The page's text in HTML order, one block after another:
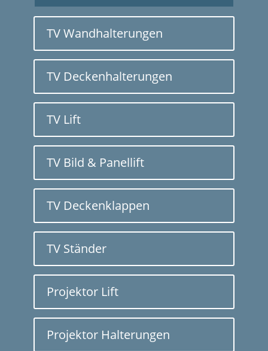
TV Wandhalterungen
TV Deckenhalterungen
TV Lift
TV Bild & Panellift
TV Deckenklappen
TV Ständer
Projektor Lift
Projektor Halterungen